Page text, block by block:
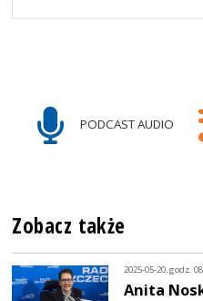
PODCAST AUDIO
Zobacz także
2025-05-20, godz.
Anita